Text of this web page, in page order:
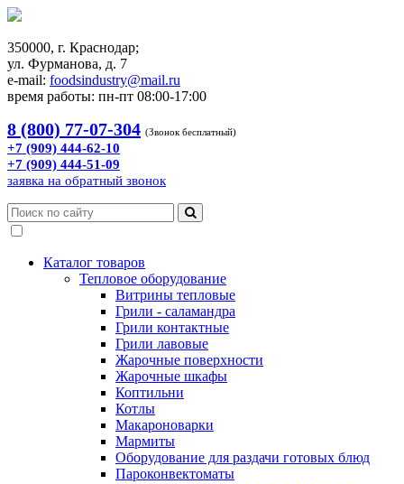
350000, г. Краснодар;
ул. Фурманова, д. 7
e-mail: foodsindustry@mail.ru
время работы: пн-пт 08:00-17:00
8 (800) 77-07-304 (Звонок бесплатный)
+7 (909) 444-62-10
+7 (909) 444-51-09
заявка на обратный звонок
Каталог товаров
Тепловое оборудование
Витрины тепловые
Грили - саламандра
Грили контактные
Грили лавовые
Жарочные поверхности
Жарочные шкафы
Коптильни
Котлы
Макароноварки
Мармиты
Оборудование для раздачи готовых блюд
Пароконвектоматы